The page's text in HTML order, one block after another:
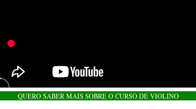
QUERO SABER MAIS SOBRE O CURSO DE VIOLINO